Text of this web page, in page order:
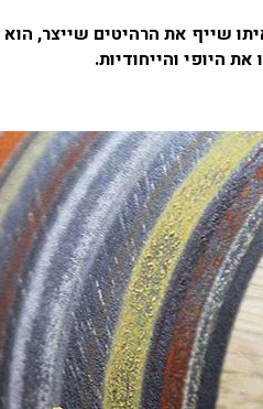
שייף את הרהיטים שייצר,
היופי והייחודיות.